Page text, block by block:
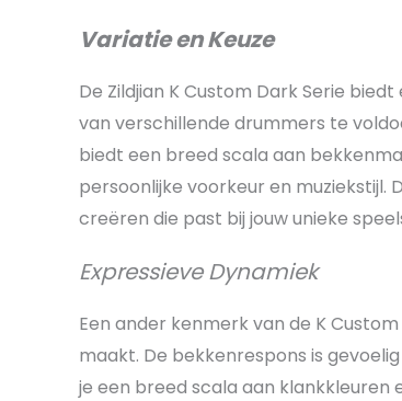
Variatie en Keuze
De Zildjian K Custom Dark Serie
van verschillende drummers te
biedt een breed scala aan
persoonlijke voorkeur en
creëren die past bij jouw unieke
Expressieve Dynamiek
Een ander kenmerk van de K
maakt. De bekkenrespons is
je een breed scala aan